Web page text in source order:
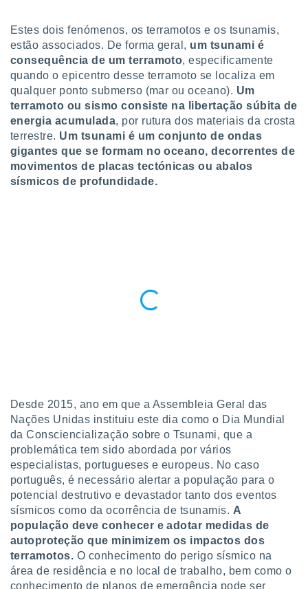
com
Pode
nossa
e
a
cookies
parte
para
não
cookies
o
ou
Pode
Estes dois fenómenos, os terramotos e os tsunamis,
estão associados. De forma geral, um tsunami é
consequência de um terramoto, especificamente
quando o epicentro desse terramoto se localiza em
qualquer ponto submerso (mar ou oceano). Um
terramoto ou sismo consiste na libertação súbita de
energia acumulada, por rutura dos materiais da crosta
terrestre. Um tsunami é um conjunto de ondas
gigantes que se formam no oceano, decorrentes de
movimentos de placas tectónicas ou abalos
sísmicos de profundidade.
Desde 2015, ano em que a Assembleia Geral das
Nações Unidas instituiu este dia como o Dia Mundial
da Consciencialização sobre o Tsunami, que a
problemática tem sido abordada por vários
especialistas, portugueses e europeus. No caso
português, é necessário alertar a população para o
potencial destrutivo e devastador tanto dos eventos
sísmicos como da ocorrência de tsunamis. A
população deve conhecer e adotar medidas de
autoproteção que minimizem os impactos dos
terramotos. O conhecimento do perigo sísmico na
área de residência e no local de trabalho, bem como o
conhecimento de planos de emergência pode ser